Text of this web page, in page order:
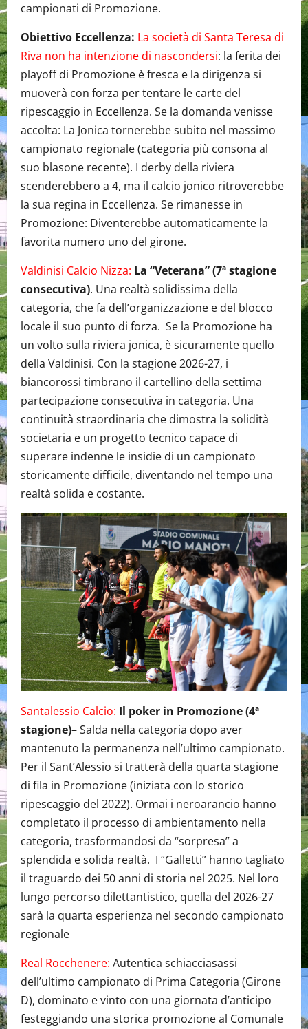
campionati di Promozione.
Obiettivo Eccellenza: La società di Santa Teresa di
Riva non ha intenzione di nascondersi: la ferita dei
playoff di Promozione è fresca e la dirigenza si
muoverà con forza per tentare le carte del
ripescaggio in Eccellenza. Se la domanda venisse
accolta: La Jonica tornerebbe subito nel massimo
campionato regionale (categoria più consona al
suo blasone recente). I derby della riviera
scenderebbero a 4, ma il calcio jonico ritroverebbe
la sua regina in Eccellenza. Se rimanesse in
Promozione: Diventerebbe automaticamente la
favorita numero uno del girone.
Valdinisi Calcio Nizza: La “Veterana” (7ª stagione
consecutiva). Una realtà solidissima della
categoria, che fa dell’organizzazione e del blocco
locale il suo punto di forza. Se la Promozione ha
un volto sulla riviera jonica, è sicuramente quello
della Valdinisi. Con la stagione 2026-27, i
biancorossi timbrano il cartellino della settima
partecipazione consecutiva in categoria. Una
continuità straordinaria che dimostra la solidità
societaria e un progetto tecnico capace di
superare indenne le insidie di un campionato
storicamente difficile, diventando nel tempo una
realtà solida e costante.
Santalessio Calcio: Il poker in Promozione (4ª
stagione)– Salda nella categoria dopo aver
mantenuto la permanenza nell’ultimo campionato.
Per il Sant’Alessio si tratterà della quarta stagione
di fila in Promozione (iniziata con lo storico
ripescaggio del 2022). Ormai i neroarancio hanno
completato il processo di ambientamento nella
categoria, trasformandosi da “sorpresa” a
splendida e solida realtà. I “Galletti” hanno tagliato
il traguardo dei 50 anni di storia nel 2025. Nel loro
lungo percorso dilettantistico, quella del 2026-27
sarà la quarta esperienza nel secondo campionato
regionale
Real Rocchenere: Autentica schiacciasassi
dell’ultimo campionato di Prima Categoria (Girone
D), dominato e vinto con una giornata d’anticipo
festeggiando una storica promozione al Comunale